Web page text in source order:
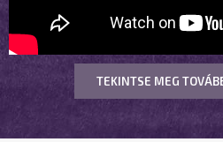
TEKINTSE MEG